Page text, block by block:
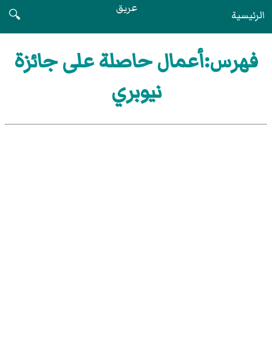
الرئيسية عريق
🔍
فهرس:أعمال حاصلة على جائزة
نيوبري